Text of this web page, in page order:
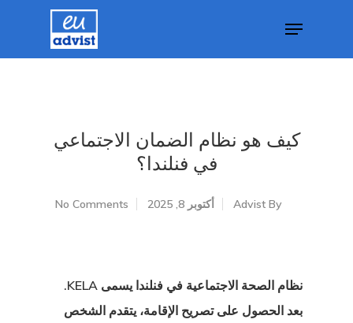
كيف هو نظام الضمان الاجتماعي
في فنلندا؟
By
Advist أكتوبر 8, 2025 No Comments
نظام الصحة الاجتماعية في فنلندا يسمى KELA.
بعد الحصول على تصريح الإقامة، يتقدم الشخص